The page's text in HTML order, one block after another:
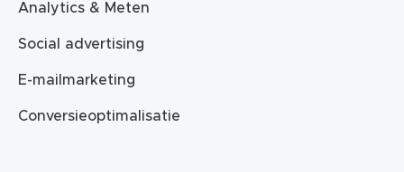
Analytics & Meten
Social advertising
E-mailmarketing
Conversieoptimalisatie